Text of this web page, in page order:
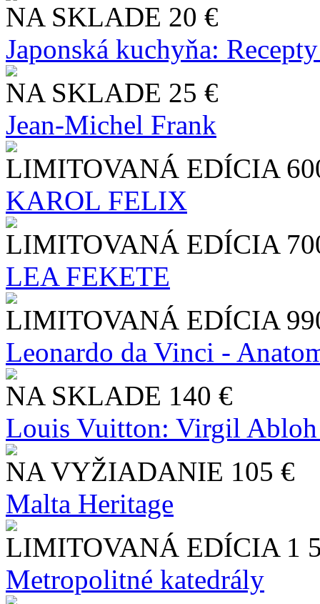
NA SKLADE 20 €
Japonská kuchyňa:
NA SKLADE 25 €
Jean-Michel Frank
LIMITOVANÁ EDÍCIA
KAROL FELIX
LIMITOVANÁ EDÍCIA
LEA FEKETE
LIMITOVANÁ EDÍCIA
Leonardo da Vinci -
NA SKLADE 140 €
Louis Vuitton: Virgil
NA VYŽIADANIE 105 €
Malta Heritage
LIMITOVANÁ EDÍCIA 1
Metropolitné katedrály